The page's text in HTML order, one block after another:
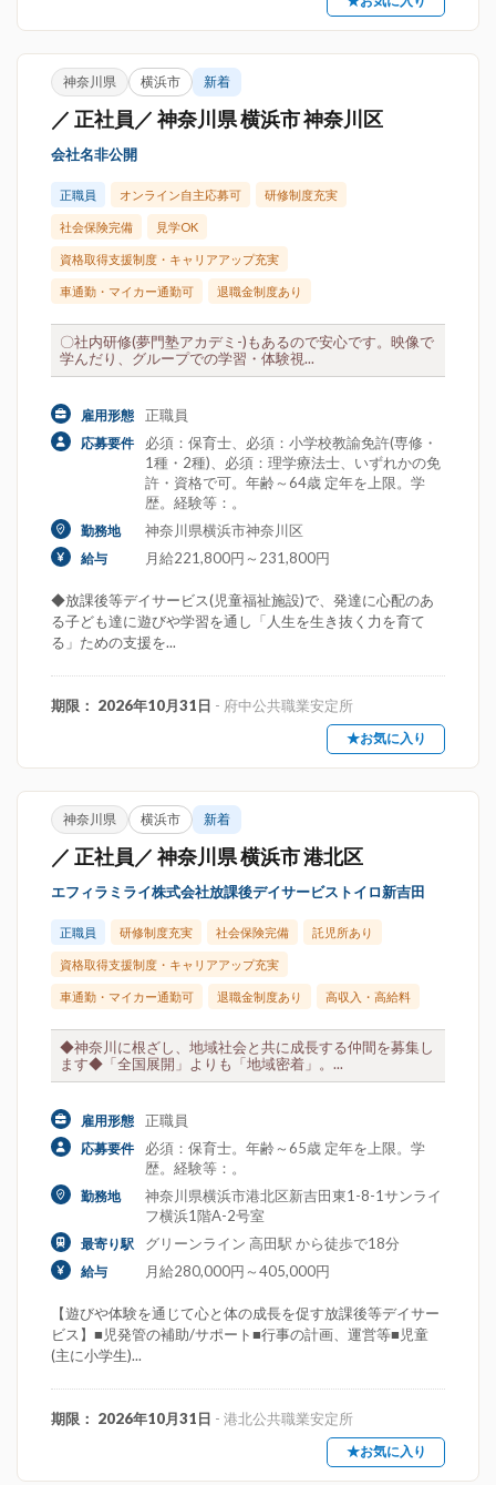
神奈川県 横浜市 新着
／ 正社員／ 神奈川県 横浜市 神奈川区
会社名非公開
正職員 オンライン自主応募可 研修制度充実
社会保険完備 見学OK
資格取得支援制度・キャリアアップ充実
車通勤・マイカー通勤可 退職金制度あり
〇社内研修(夢門塾アカデミ-)もあるので安心です。映像で
学んだり、グループでの学習・体験視...
雇用形態 正職員
応募要件
必須：保育士、必須：小学校教諭免許(専修・
1種・2種)、必須：理学療法士、いずれかの免
許・資格で可。年齢～64歳 定年を上限。学
歴。経験等：。
勤務地 神奈川県横浜市神奈川区
給与 月給221,800円～231,800円
◆放課後等デイサービス(児童福祉施設)で、発達に心配のあ
る子ども達に遊びや学習を通し「人生を生き抜く力を育て
る」ための支援を...
期限： 2026年10月31日 - 府中公共職業安定所
★お気に入り
神奈川県 横浜市 新着
／ 正社員／ 神奈川県 横浜市 港北区
エフィラミライ株式会社放課後デイサービストイロ新吉田
正職員 研修制度充実 社会保険完備 託児所あり
資格取得支援制度・キャリアアップ充実
車通勤・マイカー通勤可 退職金制度あり 高収入・高給料
◆神奈川に根ざし、地域社会と共に成長する仲間を募集し
ます◆「全国展開」よりも「地域密着」。...
雇用形態 正職員
応募要件
必須：保育士。年齢～65歳 定年を上限。学
歴。経験等：。
勤務地
神奈川県横浜市港北区新吉田東1-8-1サンライ
フ横浜1階A-2号室
最寄り駅 グリーンライン 高田駅 から徒歩で18分
給与 月給280,000円～405,000円
【遊びや体験を通じて心と体の成長を促す放課後等デイサー
ビス】■児発管の補助/サポート■行事の計画、運営等■児童
(主に小学生)...
期限： 2026年10月31日 - 港北公共職業安定所
★お気に入り